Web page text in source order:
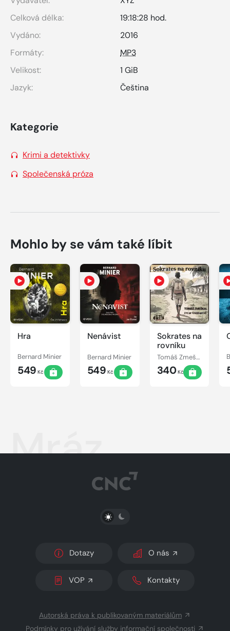
Celková délka:
19:18:28 hod.
Vydáno:
2016
Formáty:
MP3
Velikost:
1 GiB
Jazyk:
Čeština
Kategorie
Krimi a detektivky
Společenská próza
Mohlo by se vám také líbit
Hra
Bernard Minier
549 Kč
Nenávist
Bernard Minier
549 Kč
Sokrates na
rovníku
Tomáš Zmeškal
340Kč
Mráz
PŘEPNOUT SVĚTLÝ/TMAVÝ REŽIM
Dotazy O nás
VOP Kontakty
Autorská práva k publikovaným materiálům
Podmínky pro užívání služby informační společnosti